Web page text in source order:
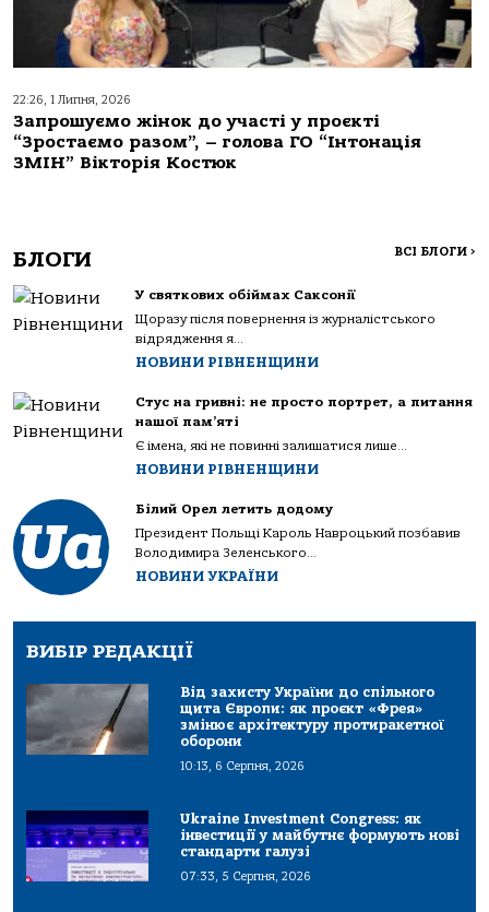
22:26, 1 Липня, 2026
Запрошуємо жінок до участі у проєкті
“Зростаємо разом”, – голова ГО “Інтонація
ЗМІН” Вікторія Костюк
БЛОГИ ВСІ БЛОГИ >
У святкових обіймах Саксонії
Щоразу після повернення із журналістського
відрядження я...
НОВИНИ РІВНЕНЩИНИ
Стус на гривні: не просто портрет, а питання
нашої пам’яті
Є імена, які не повинні залишатися лише...
НОВИНИ РІВНЕНЩИНИ
Білий Орел летить додому
Президент Польщі Кароль Навроцький позбавив
Володимира Зеленського...
НОВИНИ УКРАЇНИ
ВИБІР РЕДАКЦІЇ
Від захисту України до спільного
щита Європи: як проєкт «Фрея»
змінює архітектуру протиракетної
оборони
10:13, 6 Серпня, 2026
Ukraine Investment Congress: як
інвестиції у майбутнє формують нові
стандарти галузі
07:33, 5 Серпня, 2026